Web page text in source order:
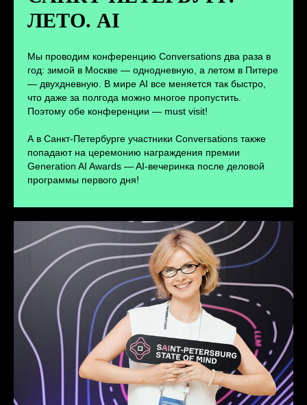
ЛЕТО. AI
Мы проводим конференцию Conversations два раза в
год: зимой в Москве — однодневную, а летом в Питере
— двухдневную. В мире AI все меняется так быстро,
что даже за полгода можно многое пропустить.
Поэтому обе конференции — must visit!
А в Санкт-Петербурге участники Conversations также
попадают на церемонию награждения премии
Generation AI Awards — AI-вечеринка после деловой
программы первого дня!